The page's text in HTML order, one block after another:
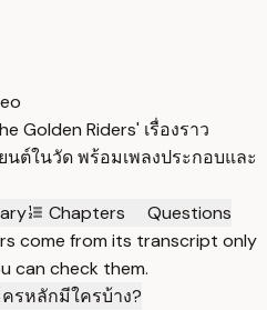
Golden Riders' เรื่องราว
ต์ในวัด พร้อมเพลงประกอบและ
Chapters
Questions
come from its transcript only
can check them.
รหลักมีใครบ้าง?